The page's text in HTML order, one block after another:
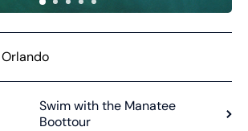
Orlando
Swim with the Manatee
Boottour